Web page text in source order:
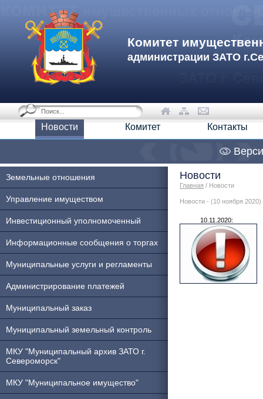
Комитет
администрации ЗАТО
Новости Комитет Контакты
Земельные отношения
Управление имуществом
Инвестиционный уполномоченный
Информационные сообщения о торгах
Муниципальные услуги и регламенты
Администрирование платежей
Муниципальный заказ
Муниципальный земельный контроль
МКУ "Муниципальный архив ЗАТО г.
Североморск"
МКУ "Муниципальное имущество"
Новости
Главная / Новости
Новости - (10 ноября 2020)
10.11.2020: